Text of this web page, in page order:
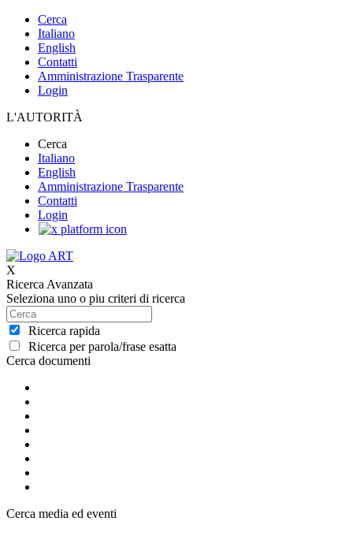
Cerca
Italiano
English
Contatti
Amministrazione Trasparente
Login
L'AUTORITÀ
Cerca
Italiano
English
Amministrazione Trasparente
Contatti
Login
X
Ricerca Avanzata
Seleziona uno o piu criteri di ricerca
Ricerca rapida
Ricerca per parola/frase esatta
Cerca documenti
Cerca media ed eventi